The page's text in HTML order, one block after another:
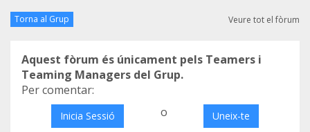
Torna al Grup Veure tot el fòrum
Aquest fòrum és únicament pels Teamers i
Teaming Managers del Grup.
Per comentar:
Inicia Sessió o Uneix-te